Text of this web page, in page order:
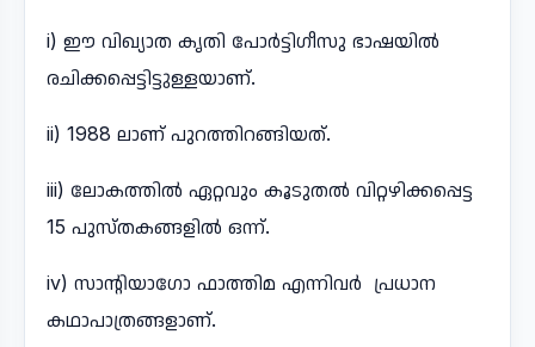
i) ഈ വിഖ്യാത കൃതി പോർട്ടിഗീസു ഭാഷയിൽ
രചിക്കപ്പെട്ടിട്ടുള്ളയാണ്.
ii) 1988 ലാണ് പുറത്തിറങ്ങിയത്.
iii) ലോകത്തിൽ ഏറ്റവും കൂടുതൽ വിറ്റഴിക്കപ്പെട്ട
15 പുസ്തകങ്ങളിൽ ഒന്ന്‌.
iv) സാന്റിയാഗോ ഫാത്തിമ എന്നിവർ പ്രധാന
കഥാപാത്രങ്ങളാണ്.